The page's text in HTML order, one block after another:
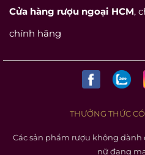
Cửa hàng rượu ngoại HCM,
chính hãng
THƯỞNG THỨC
Các sản phẩm rượu không
nữ đang